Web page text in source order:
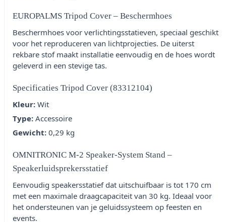
EUROPALMS Tripod Cover – Beschermhoes
Beschermhoes voor verlichtingsstatieven, speciaal geschikt
voor het reproduceren van lichtprojecties. De uiterst
rekbare stof maakt installatie eenvoudig en de hoes wordt
geleverd in een stevige tas.
Specificaties Tripod Cover (83312104)
Kleur: Wit
Type: Accessoire
Gewicht: 0,29 kg
OMNITRONIC M-2 Speaker-System Stand –
Speakerluidsprekersstatief
Eenvoudig speakersstatief dat uitschuifbaar is tot 170 cm
met een maximale draagcapaciteit van 30 kg. Ideaal voor
het ondersteunen van je geluidssysteem op feesten en
events.